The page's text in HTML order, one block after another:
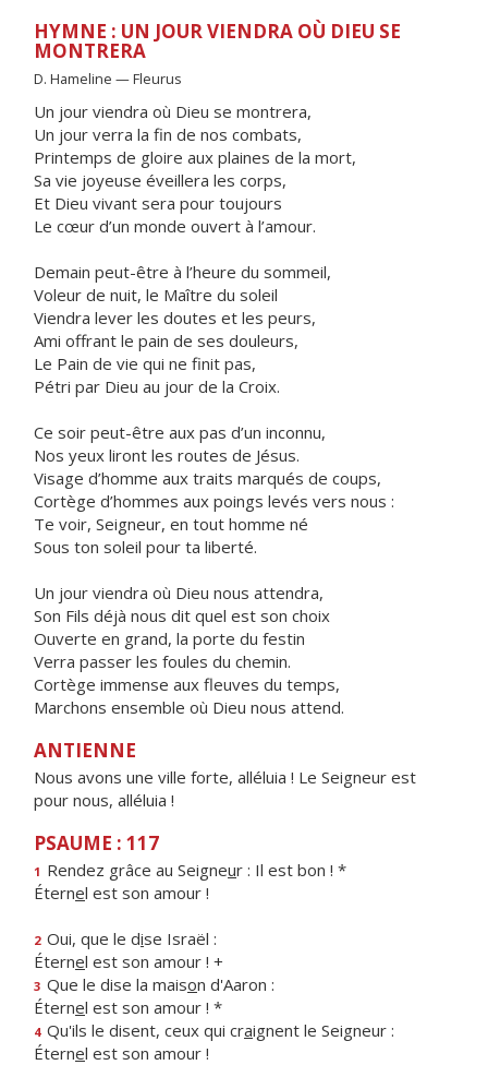
HYMNE : UN JOUR VIENDRA OÙ DIEU SE
MONTRERA
D. Hameline — Fleurus
Un jour viendra où Dieu se montrera,
Un jour verra la fin de nos combats,
Printemps de gloire aux plaines de la mort,
Sa vie joyeuse éveillera les corps,
Et Dieu vivant sera pour toujours
Le cœur d’un monde ouvert à l’amour.
Demain peut-être à l’heure du sommeil,
Voleur de nuit, le Maître du soleil
Viendra lever les doutes et les peurs,
Ami offrant le pain de ses douleurs,
Le Pain de vie qui ne finit pas,
Pétri par Dieu au jour de la Croix.
Ce soir peut-être aux pas d’un inconnu,
Nos yeux liront les routes de Jésus.
Visage d’homme aux traits marqués de coups,
Cortège d’hommes aux poings levés vers nous :
Te voir, Seigneur, en tout homme né
Sous ton soleil pour ta liberté.
Un jour viendra où Dieu nous attendra,
Son Fils déjà nous dit quel est son choix
Ouverte en grand, la porte du festin
Verra passer les foules du chemin.
Cortège immense aux fleuves du temps,
Marchons ensemble où Dieu nous attend.
ANTIENNE
Nous avons une ville forte, alléluia ! Le Seigneur est
pour nous, alléluia !
PSAUME : 117
1 Rendez grâce au Seigneur : Il est bon ! *
Éternel est son amour !
2 Oui, que le dise Israël :
Éternel est son amour ! +
3 Que le dise la maison d'Aaron :
Éternel est son amour ! *
4 Qu'ils le disent, ceux qui craignent le Seigneur :
Éternel est son amour !